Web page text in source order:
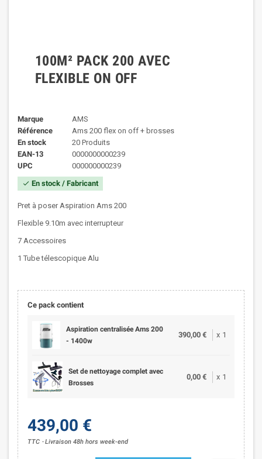
100M² PACK 200 AVEC
FLEXIBLE ON OFF
Marque
AMS
Référence
Ams 200 flex on off + brosses
En stock
20 Produits
EAN-13
0000000000239
UPC
000000000239
check En stock / Fabricant
Pret à poser Aspiration Ams 200
Flexible 9.10m avec interrupteur
7 Accessoires
1 Tube télescopique Alu
Ce pack contient
Aspiration centralisée Ams 200
- 1400w
390,00 € x 1
Set de nettoyage complet avec
Brosses
0,00 € x 1
439,00 €
TTC Livraison 48h hors week-end